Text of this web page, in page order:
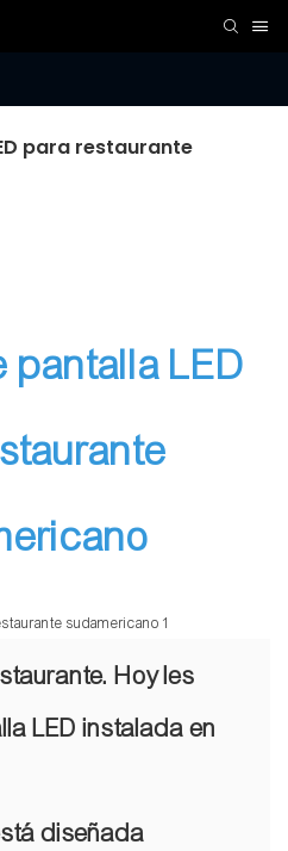
para restaurante
pantalla LED
Hoy les
LED instalada en
diseñada